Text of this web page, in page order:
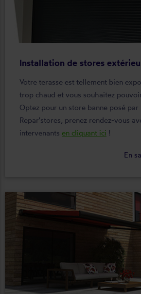
Installation de stores
Votre terasse est tellement bien
trop chaud et vous souhaitez
Optez pour un store banne posé
Repar'stores, prenez rendez-vous
intervenants en cliquant ici !
En